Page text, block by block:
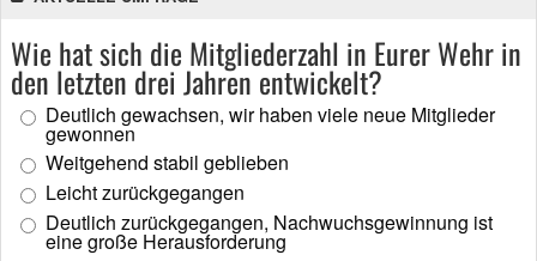
Wie hat sich die Mitgliederzahl in Eurer Wehr in
den letzten drei Jahren entwickelt?
Deutlich gewachsen, wir haben viele neue Mitglieder
gewonnen
Weitgehend stabil geblieben
Leicht zurückgegangen
Deutlich zurückgegangen, Nachwuchsgewinnung ist
eine große Herausforderung